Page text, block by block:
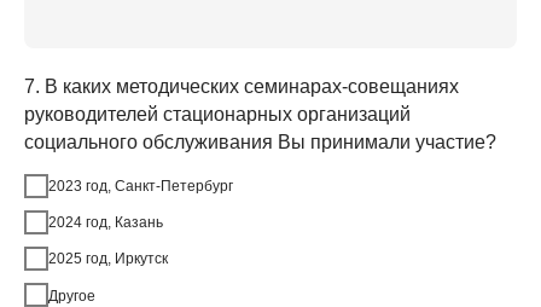
7. В каких методических семинарах-совещаниях
руководителей стационарных организаций
социального обслуживания Вы принимали участие?
2023 год, Санкт-Петербург
2024 год, Казань
2025 год, Иркутск
Другое